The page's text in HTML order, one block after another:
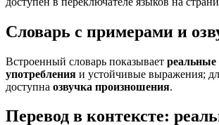
Словарь с примерами и
Встроенный словарь показывает
употребления и устойчивые выражения;
доступна озвучка произношения.
Перевод в контексте: